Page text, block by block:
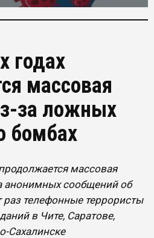
годах
массовая
за ложных
бомбах
массовая
анонимных сообщений об
раз телефонные террористы
в Чите, Саратове,
Сахалинске